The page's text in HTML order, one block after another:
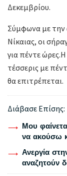
Δεκεμβρίου.
Σύμφωνα με
Νίκαιας, οι
για πέντε
τέσσερις με
θα επιτρέπεται.
Διάβασε Επίσης:
Μου
να ακούσω
Ανεργία
αναζητούν